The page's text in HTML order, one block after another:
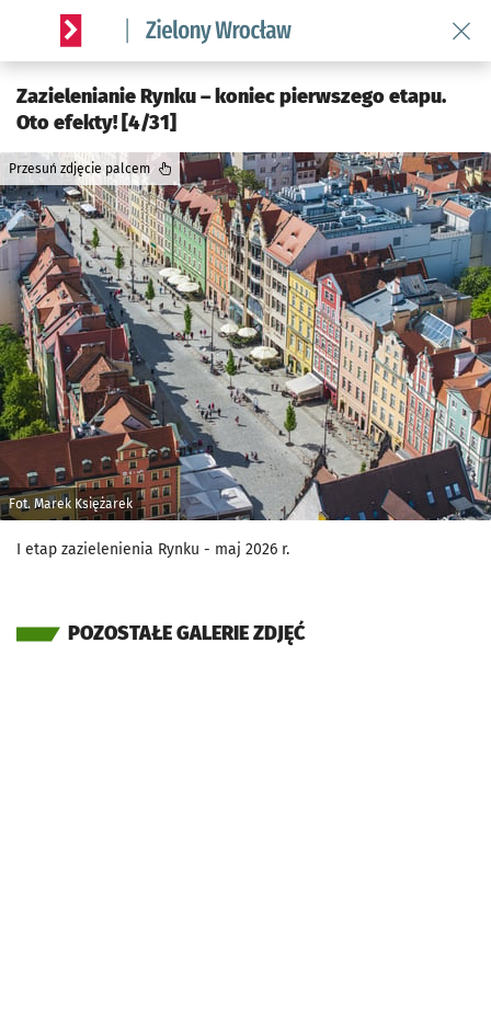
Serwis informacyjny wroclaw.pl podserwis: Środowisko we
Zazielenianie Rynku – koniec pierwszego etapu.
Oto efekty! [4/31]
Fot. Marek Księżarek
Przesuń zdjęcie palcem
I etap zazielenienia Rynku - maj 2026 r.
POZOSTAŁE GALERIE ZDJĘĆ